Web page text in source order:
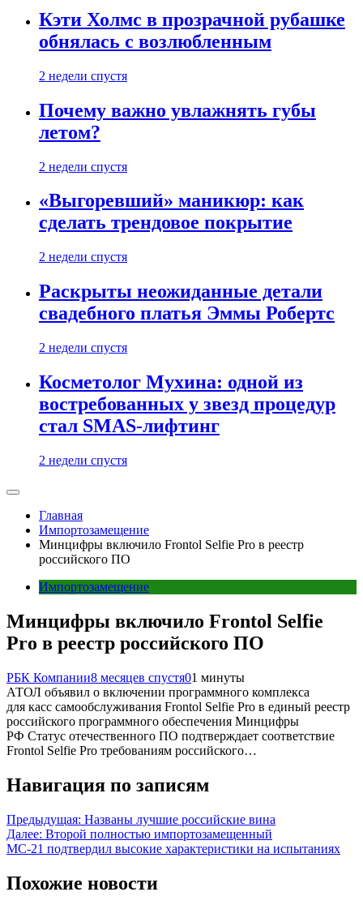
Кэти Холмс в прозрачной рубашке
обнялась с возлюбленным
2 недели спустя
Почему важно увлажнять губы
летом?
2 недели спустя
«Выгоревший» маникюр: как
сделать трендовое покрытие
2 недели спустя
Раскрыты неожиданные детали
свадебного платья Эммы Робертс
2 недели спустя
Косметолог Мухина: одной из
востребованных у звезд процедур
стал SMAS-лифтинг
2 недели спустя
Главная
Импортозамещение
Минцифры включило Frontol Selfie Pro в реестр
российского ПО
Импортозамещение
Минцифры включило Frontol Selfie
Pro в реестр российского ПО
РБК Компании8 месяцев спустя01 минуты
АТОЛ объявил о включении программного комплекса
для касс самообслуживания Frontol Selfie Pro в единый реестр
российского программного обеспечения Минцифры
РФ Статус отечественного ПО подтверждает соответствие
Frontol Selfie Pro требованиям российского…
Навигация по записям
Предыдущая: Названы лучшие российские вина
Далее: Второй полностью импортозамещенный
МС-21 подтвердил высокие характеристики на испытаниях
Похожие новости